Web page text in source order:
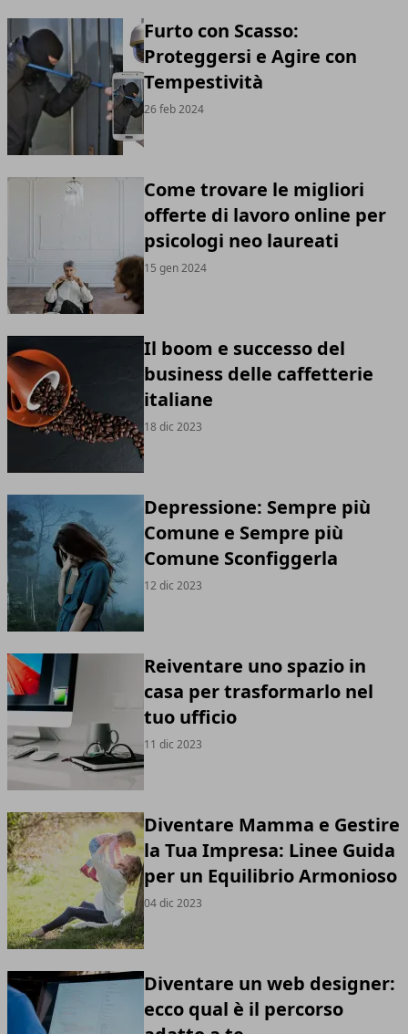
Furto con Scasso:
Proteggersi e Agire con
Tempestività
26 feb 2024
Come trovare le migliori
offerte di lavoro online per
psicologi neo laureati
15 gen 2024
Il boom e successo del
business delle caffetterie
italiane
18 dic 2023
Depressione: Sempre più
Comune e Sempre più
Comune Sconfiggerla
12 dic 2023
Reiventare uno spazio in
casa per trasformarlo nel
tuo ufficio
11 dic 2023
Diventare Mamma e Gestire
la Tua Impresa: Linee Guida
per un Equilibrio Armonioso
04 dic 2023
Diventare un web designer:
ecco qual è il percorso